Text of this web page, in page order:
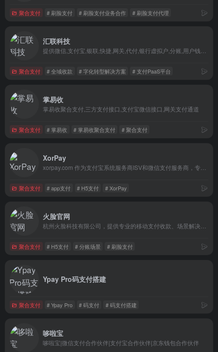
聚合支付 # 刷脸支付 # 刷脸支付业务合作 # 刷脸支付代理
汇联科技
聚合支付 # 全域收款 # 字化转型解决方案 # 支付PaaS平台
掌易收
掌易收聚合支付,三方支付接口,支付宝微信接口,网关支付通道
聚合支付 # 掌易收 # 掌易收聚合支付 # 聚合支付
XorPay
聚合支付 # app支付 # H5支付 # XorPay
火脸官网
聚合支付 # H5支付 # 分账场景 # 刷脸支付
Ypay Pro码支付搭建
聚合支付 # Ypay Pro # 码支付 # 码支付搭建
哆啦宝
哆啦宝|微信支付合作伙伴|支付宝合作伙伴|京东钱包合作伙伴